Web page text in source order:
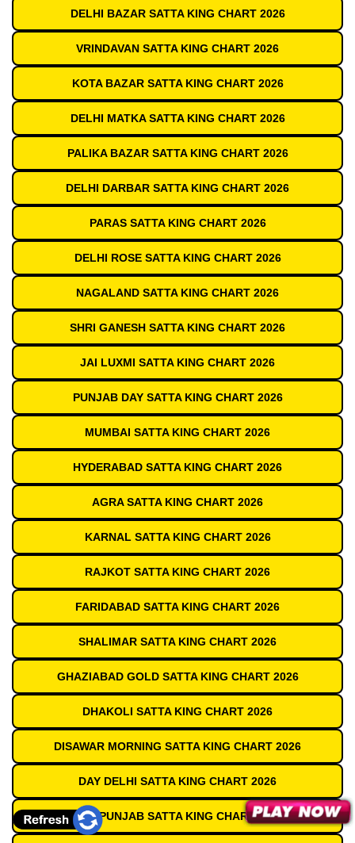
DELHI BAZAR SATTA KING CHART 2026
VRINDAVAN SATTA KING CHART 2026
KOTA BAZAR SATTA KING CHART 2026
DELHI MATKA SATTA KING CHART 2026
PALIKA BAZAR SATTA KING CHART 2026
DELHI DARBAR SATTA KING CHART 2026
PARAS SATTA KING CHART 2026
DELHI ROSE SATTA KING CHART 2026
NAGALAND SATTA KING CHART 2026
SHRI GANESH SATTA KING CHART 2026
JAI LUXMI SATTA KING CHART 2026
PUNJAB DAY SATTA KING CHART 2026
MUMBAI SATTA KING CHART 2026
HYDERABAD SATTA KING CHART 2026
AGRA SATTA KING CHART 2026
KARNAL SATTA KING CHART 2026
RAJKOT SATTA KING CHART 2026
FARIDABAD SATTA KING CHART 2026
SHALIMAR SATTA KING CHART 2026
GHAZIABAD GOLD SATTA KING CHART 2026
DHAKOLI SATTA KING CHART 2026
DISAWAR MORNING SATTA KING CHART 2026
DAY DELHI SATTA KING CHART 2026
OLD PUNJAB SATTA KING CHART 2026